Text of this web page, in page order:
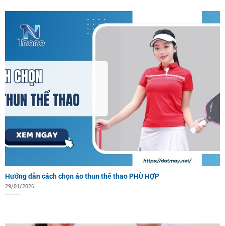
Hướng dẫn cách chọn áo thun thể thao PHÙ HỢP
29/01/2026